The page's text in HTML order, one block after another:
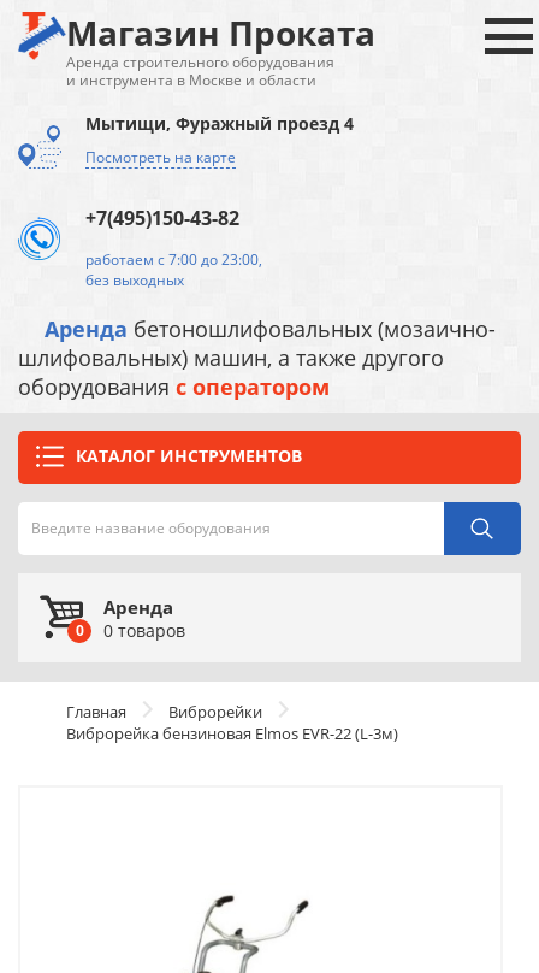
Магазин Проката
Аренда строительного оборудования
и инструмента в Москве и области
Мытищи, Фуражный проезд 4
Посмотреть на карте
+7(495)150-43-82
работаем с 7:00 до 23:00,
без выходных
Аренда бетоношлифовальных (мозаично-
шлифовальных) машин, а также другого
оборудования с оператором
КАТАЛОГ ИНСТРУМЕНТОВ
0
Аренда
0 товаров
Главная
Виброрейки
Виброрейка бензиновая Elmos EVR-22 (L-3м)